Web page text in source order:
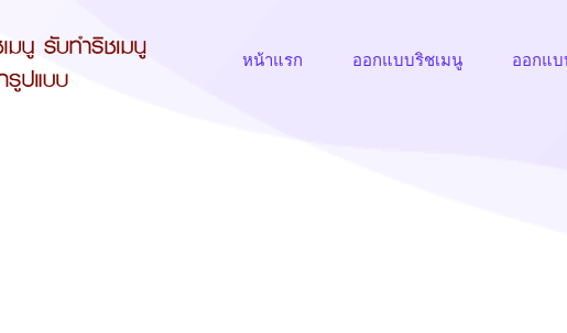
หน้าแรก ออกแบบริชเมนู ออกแบ
ริชเมนูน่ารักๆ, ริชเมนู